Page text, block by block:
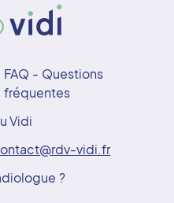
FAQ - Questions
fréquentes
Vidi
vidi.fr
?